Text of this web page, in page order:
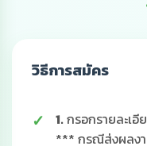
วิธีการสมัคร
1.กรอกรายละเอี
*** กรณีส่งผลง